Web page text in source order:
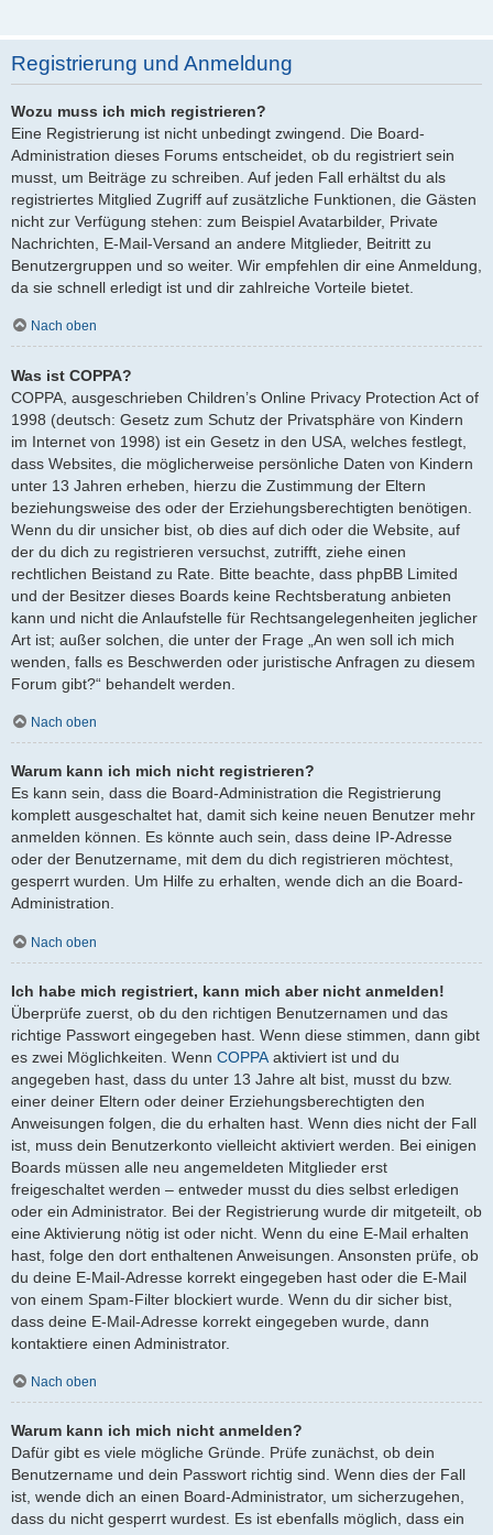
Registrierung und Anmeldung
Wozu muss ich mich registrieren?
Eine Registrierung ist nicht unbedingt zwingend. Die Board-
Administration dieses Forums entscheidet, ob du registriert sein
musst, um Beiträge zu schreiben. Auf jeden Fall erhältst du als
registriertes Mitglied Zugriff auf zusätzliche Funktionen, die Gästen
nicht zur Verfügung stehen: zum Beispiel Avatarbilder, Private
Nachrichten, E-Mail-Versand an andere Mitglieder, Beitritt zu
Benutzergruppen und so weiter. Wir empfehlen dir eine Anmeldung,
da sie schnell erledigt ist und dir zahlreiche Vorteile bietet.
Nach oben
Was ist COPPA?
COPPA, ausgeschrieben Children’s Online Privacy Protection Act of
1998 (deutsch: Gesetz zum Schutz der Privatsphäre von Kindern
im Internet von 1998) ist ein Gesetz in den USA, welches festlegt,
dass Websites, die möglicherweise persönliche Daten von Kindern
unter 13 Jahren erheben, hierzu die Zustimmung der Eltern
beziehungsweise des oder der Erziehungsberechtigten benötigen.
Wenn du dir unsicher bist, ob dies auf dich oder die Website, auf
der du dich zu registrieren versuchst, zutrifft, ziehe einen
rechtlichen Beistand zu Rate. Bitte beachte, dass phpBB Limited
und der Besitzer dieses Boards keine Rechtsberatung anbieten
kann und nicht die Anlaufstelle für Rechtsangelegenheiten jeglicher
Art ist; außer solchen, die unter der Frage „An wen soll ich mich
wenden, falls es Beschwerden oder juristische Anfragen zu diesem
Forum gibt?“ behandelt werden.
Nach oben
Warum kann ich mich nicht registrieren?
Es kann sein, dass die Board-Administration die Registrierung
komplett ausgeschaltet hat, damit sich keine neuen Benutzer mehr
anmelden können. Es könnte auch sein, dass deine IP-Adresse
oder der Benutzername, mit dem du dich registrieren möchtest,
gesperrt wurden. Um Hilfe zu erhalten, wende dich an die Board-
Administration.
Nach oben
Ich habe mich registriert, kann mich aber nicht anmelden!
Überprüfe zuerst, ob du den richtigen Benutzernamen und das
richtige Passwort eingegeben hast. Wenn diese stimmen, dann gibt
es zwei Möglichkeiten. Wenn COPPA aktiviert ist und du
angegeben hast, dass du unter 13 Jahre alt bist, musst du bzw.
einer deiner Eltern oder deiner Erziehungsberechtigten den
Anweisungen folgen, die du erhalten hast. Wenn dies nicht der Fall
ist, muss dein Benutzerkonto vielleicht aktiviert werden. Bei einigen
Boards müssen alle neu angemeldeten Mitglieder erst
freigeschaltet werden – entweder musst du dies selbst erledigen
oder ein Administrator. Bei der Registrierung wurde dir mitgeteilt, ob
eine Aktivierung nötig ist oder nicht. Wenn du eine E-Mail erhalten
hast, folge den dort enthaltenen Anweisungen. Ansonsten prüfe, ob
du deine E-Mail-Adresse korrekt eingegeben hast oder die E-Mail
von einem Spam-Filter blockiert wurde. Wenn du dir sicher bist,
dass deine E-Mail-Adresse korrekt eingegeben wurde, dann
kontaktiere einen Administrator.
Nach oben
Warum kann ich mich nicht anmelden?
Dafür gibt es viele mögliche Gründe. Prüfe zunächst, ob dein
Benutzername und dein Passwort richtig sind. Wenn dies der Fall
ist, wende dich an einen Board-Administrator, um sicherzugehen,
dass du nicht gesperrt wurdest. Es ist ebenfalls möglich, dass ein